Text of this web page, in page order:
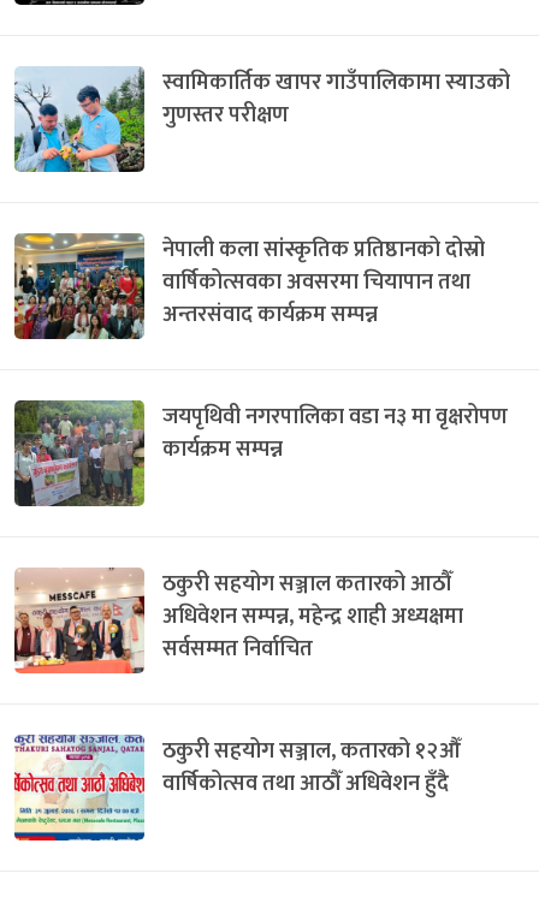
स्वामिकार्तिक खापर गाउँपालिकामा स्याउको
गुणस्तर परीक्षण
नेपाली कला सांस्कृतिक प्रतिष्ठानको दोस्रो
वार्षिकोत्सवका अवसरमा चियापान तथा
अन्तरसंवाद कार्यक्रम सम्पन्न
जयपृथिवी नगरपालिका वडा न३ मा वृक्षरोपण
कार्यक्रम सम्पन्न
ठकुरी सहयोग सञ्जाल कतारको आठौँ
अधिवेशन सम्पन्न, महेन्द्र शाही अध्यक्षमा
सर्वसम्मत निर्वाचित
ठकुरी सहयोग सञ्जाल, कतारको १२औँ
वार्षिकोत्सव तथा आठौँ अधिवेशन हुँदै